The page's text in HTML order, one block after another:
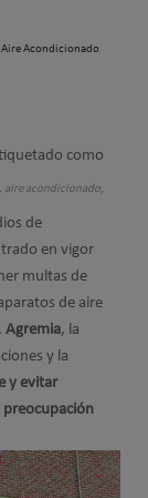
Aire Acondicionado
como
aire acondicionado,
de
en vigor
multas de
de aire
Agremia, la
y la
y evitar
preocupación